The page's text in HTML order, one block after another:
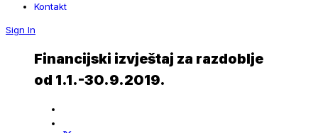
Kontakt
Sign In
Financijski izvještaj za razdoblje
od 1.1.-30.9.2019.